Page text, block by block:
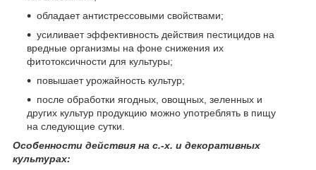
обладает антистрессовыми свойствами;
усиливает эффективность действия пестицидов на
вредные организмы на фоне снижения их
фитотоксичности для культуры;
повышает урожайность культур;
после обработки ягодных, овощных, зеленных и
других культур продукцию можно употреблять в пищу
на следующие сутки.
Особенности действия на с.-х. и декоративных
культурах: